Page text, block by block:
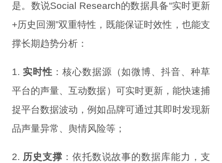
是。数说Social Research的数据具备“实时更新
+历史回溯”双重特性，既能保证时效性，也能支
撑长期趋势分析：
1. 实时性 ：核心数据源（如微博、抖音、种草
平台的声量、互动数据）可实时更新，能快速捕
捉平台数据波动，例如品牌可通过其即时发现新
品声量异常、舆情风险等；
2. 历史支撑 ：依托数说故事的数据库能力，支